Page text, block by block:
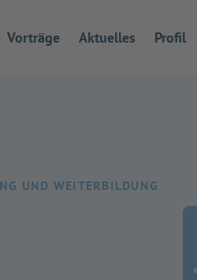
Vorträge Aktuelles Profil
UND WEITERBILDUNG